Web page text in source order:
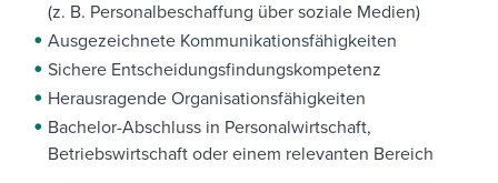
(z. B. Personalbeschaffung über soziale Medien)
Ausgezeichnete Kommunikationsfähigkeiten
Sichere Entscheidungsfindungskompetenz
Herausragende Organisationsfähigkeiten
Bachelor-Abschluss in Personalwirtschaft,
Betriebswirtschaft oder einem relevanten Bereich